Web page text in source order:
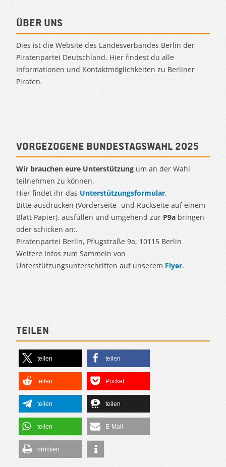
Über uns
Dies ist die Website des Landesverbandes Berlin der
Piratenpartei Deutschland. Hier findest du alle
Informationen und Kontaktmöglichkeiten zu Berliner
Piraten.
Vorgezogene Bundestagswahl 2025
Wir brauchen eure Unterstützung um an der Wahl
teilnehmen zu können.
Hier findet ihr das Unterstützungsformular.
Bitte ausdrucken (Vorderseite- und Rückseite auf einem
Blatt Papier), ausfüllen und umgehend zur P9a bringen
oder schicken an:.
Piratenpartei Berlin, Pflugstraße 9a, 10115 Berlin
Weitere Infos zum Sammeln von
Unterstützungsunterschriften auf unserem Flyer.
Teilen
teilen teilen
teilen Pocket
teilen teilen
teilen E-Mail
drucken